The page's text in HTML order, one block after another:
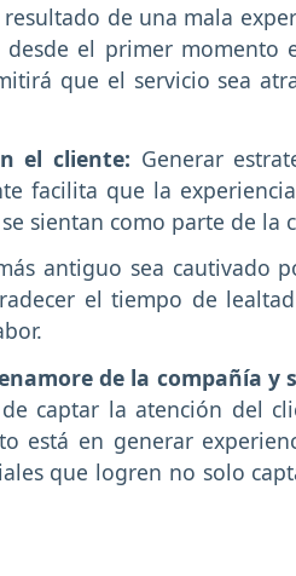
resultado de una mala
el primer momento
que el servicio sea
el cliente: Generar
facilita que la
sientan como parte de la
antiguo sea cautivado
el tiempo de
de la compañía y
captar la atención del
está en generar
que logren no solo